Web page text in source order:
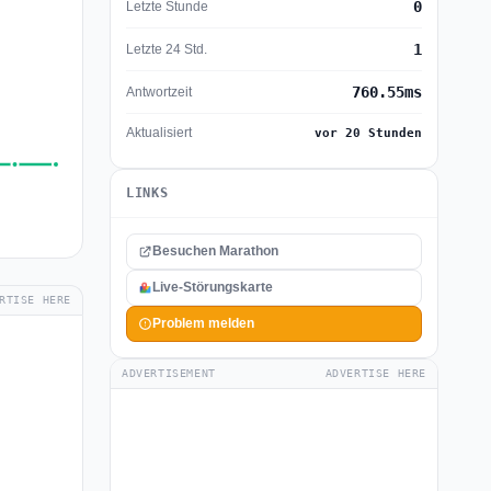
HERE
Letzte Stunde 0
Letzte 24 Std. 1
Antwortzeit 760.55ms
Aktualisiert vor 20 Stunden
LINKS
Besuchen Marathon
Live-Störungskarte
Problem melden
ADVERTISEMENT ADVERTISE HERE